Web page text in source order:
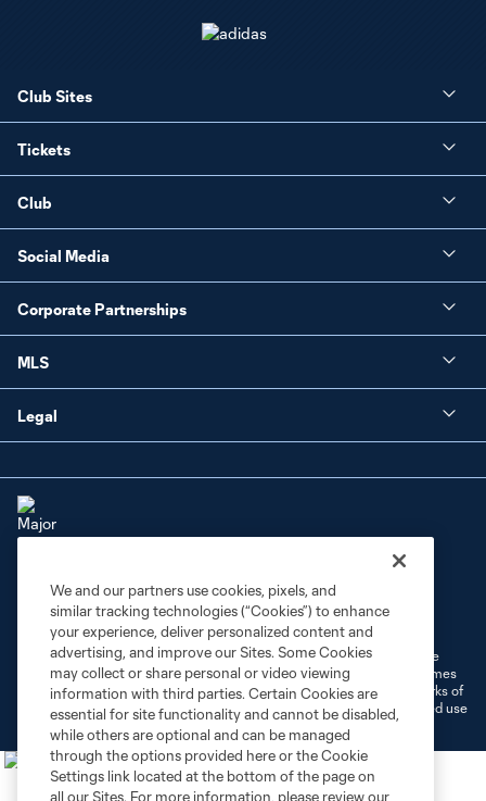
Club Sites
Tickets
Club
Social Media
Corporate Partnerships
MLS
Legal
Privacy Policy
Do Not Sell or Share My Personal Information
Cookies Settings
©2026 MLS. The Major League Soccer and MLS name and shield are
registered trademarks of Major League Soccer, L.L.C. (“MLS”). The names
and logos of MLS teams are registered and/or common law trademarks of
MLS or are used with the permission of their owners. Any unauthorized use
We and our partners use cookies, pixels, and
similar tracking technologies (“Cookies”) to enhance
your experience, deliver personalized content and
advertising, and improve our Sites. Some Cookies
may collect or share personal or video viewing
information with third parties. Certain Cookies are
essential for site functionality and cannot be disabled,
while others are optional and can be managed
through the options provided here or the Cookie
Settings link located at the bottom of the page on
all our Sites. For more information, please review our